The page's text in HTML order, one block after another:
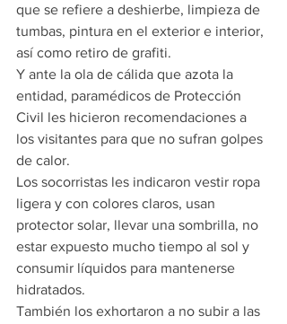
que se refiere a deshierbe, limpieza de
tumbas, pintura en el exterior e interior,
así como retiro de grafiti.
Y ante la ola de cálida que azota la
entidad, paramédicos de Protección
Civil les hicieron recomendaciones a
los visitantes para que no sufran golpes
de calor.
Los socorristas les indicaron vestir ropa
ligera y con colores claros, usan
protector solar, llevar una sombrilla, no
estar expuesto mucho tiempo al sol y
consumir líquidos para mantenerse
hidratados.
También los exhortaron a no subir a las